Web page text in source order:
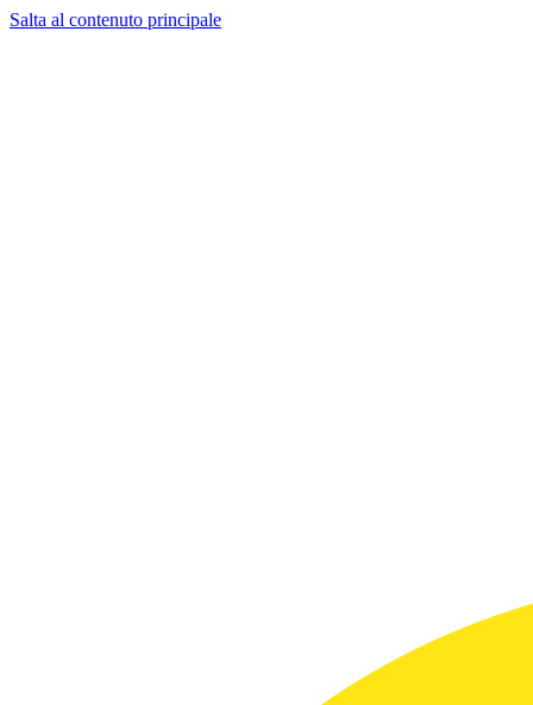
Salta al contenuto principale